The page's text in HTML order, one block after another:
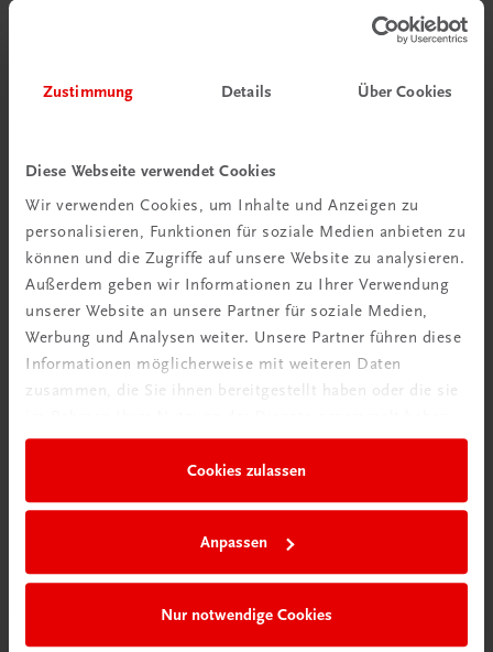
Zustimmung Details Über Cookies
Diese Webseite verwendet Cookies
Wir verwenden Cookies, um Inhalte und Anzeigen zu
personalisieren, Funktionen für soziale Medien anbieten zu
können und die Zugriffe auf unsere Website zu analysieren.
Außerdem geben wir Informationen zu Ihrer Verwendung
unserer Website an unsere Partner für soziale Medien,
Werbung und Analysen weiter. Unsere Partner führen diese
Informationen möglicherweise mit weiteren Daten
zusammen, die Sie ihnen bereitgestellt haben oder die sie
Cookies zulassen
Anpassen
Nur notwendige Cookies
Neu zur DigiBox
Videos mit
Tipps & Tricks
Mehr dazu